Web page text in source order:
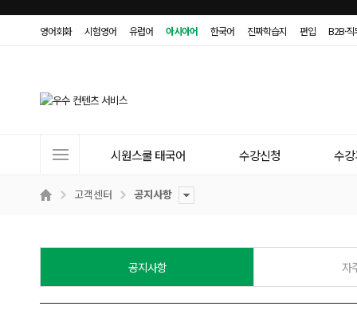
영어회화 시험영어 유럽어 아시아어 한국어 진짜학습지 편입 B2B·
트
시원스쿨 태국어 수강신청 수
고객센터 공지사항
공지사항 자